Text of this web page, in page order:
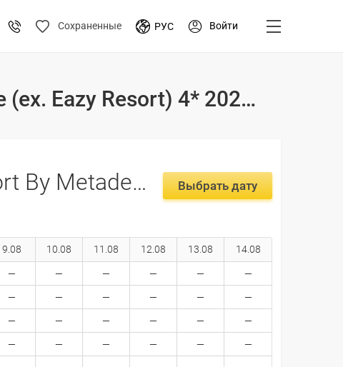
Сохраненные РУС Войти
Туры и цены на отдых в отеле Simply Resort By Metadee (ex. Eazy Resort) 4* 2026-2027 Таиланд, Пляж Ката
Simply Resort By Metadee (ex. Eazy Resort) 4* Выбрать дату
9.08 10.08 11.08 12.08 13.08 14.08